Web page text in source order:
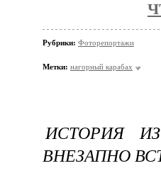
Рубрики: Фоторепортажи
Метки: нагорный карабах
ИСТОРИЯ
ВНЕЗАПНО